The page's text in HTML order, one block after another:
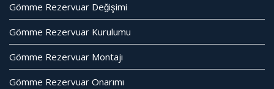
Gömme Rezervuar Değişimi
Gömme Rezervuar Kurulumu
Gömme Rezervuar Montajı
Gömme Rezervuar Onarımı